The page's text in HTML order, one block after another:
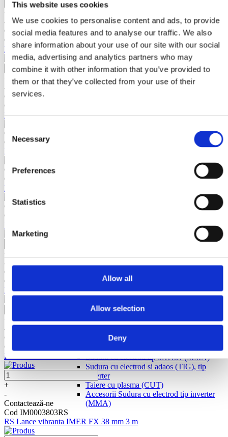
This website uses cookies
We use cookies to personalise content and ads, to provide
social media features and to analyse our traffic. We also
share information about your use of our site with our social
media, advertising and analytics partners who may
combine it with other information that you’ve provided to
them or that they’ve collected from your use of their
services.
Consent
Selection
Necessary
Preferences
Statistics
Marketing
Allow all
Allow selection
Deny
Agro Garden
Motocultor
Scule Electrice
Accesorii Grup Hidraulic
Sudura cu electrod tip inverter (MMA)
Sudura cu electrod si adaos (TIG), tip
inverter
Taiere cu plasma (CUT)
Accesorii Sudura cu electrod tip inverter
(MMA)
-
Contactează-ne
Cod IM0003404
Lance vibranta IMER FX 34 mm 4 m
-
Contactează-ne
Cod IM0003815
Lance vibranta IMER FX Ø 38 1.5 m
Contactează-ne
Cod IM0005015
Lance vibranta IMER FX Ø 50 1.5 m
Contactează-ne
Cod BT0001823RS
RS Lance vibranta VIBE Ø 28 mm L 4 m
Contactează-ne
Cod BT1005237RS
RS Lance vibranta Bisonte VIBH Ø 32 3 m
-
Contactează-ne
Cod IM0003804RS
RS Lance vibranta IMER FX 38 mm 4 m
-
Contactează-ne
Cod IM0000470RS
RS Lance vibranta IMER NW/ST 38 mm 5 m
+
-
Contactează-ne
Cod IM0003803RS
RS Lance vibranta IMER FX 38 mm 3 m